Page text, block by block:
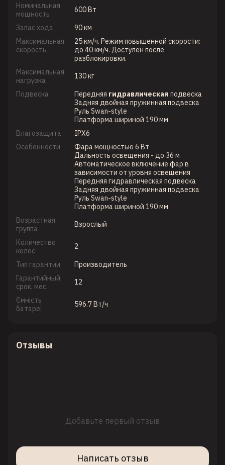
Номинальная
мощность
600 Вт
Запас хода
90 км
Максимальная
скорость
25 км/ч. Режим повышенной скорости:
до 40 км/ч. Доступен после
разблокировки.
Максимальная
нагрузка
130 кг
Подвеска
Передняя гидравлическая подвеска
Задняя двойная пружинная подвеска
Руль Swan-style
Платформа шириной 190 мм
Влагозащита
IPX6
Особенности
Фара мощностью 6 Вт
Дальность освещения - до 36 м
Автоматическое включение фар в
зависимости от уровня освещения
Передняя гидравлическая подвеска
Задняя двойная пружинная подвеска
Руль Swan-style
Платформа шириной 190 мм
Возрастная
группа
Взрослый
Количество
колес
2
Тип гарантии
Производитель
Гарантийный
срок, мес.
12
Ємність
батареї
596.7 Вт/ч
Отзывы
Добавьте первый отзыв
Написать отзыв